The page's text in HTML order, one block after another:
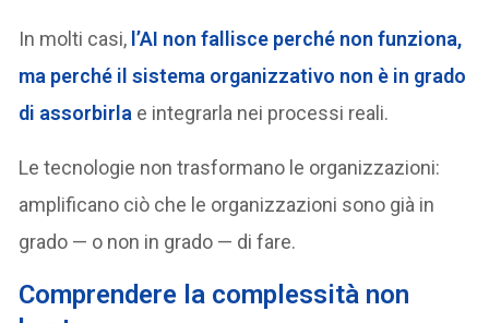
In molti casi, l’AI non fallisce perché non funziona,
ma perché ilsistema organizzativo non è in grado
di assorbirla e integrarla nei processi reali.
Le tecnologie non trasformano le organizzazioni:
amplificano ciò che le organizzazioni sono già in
grado — o non in grado — di fare.
Comprendere la complessità non